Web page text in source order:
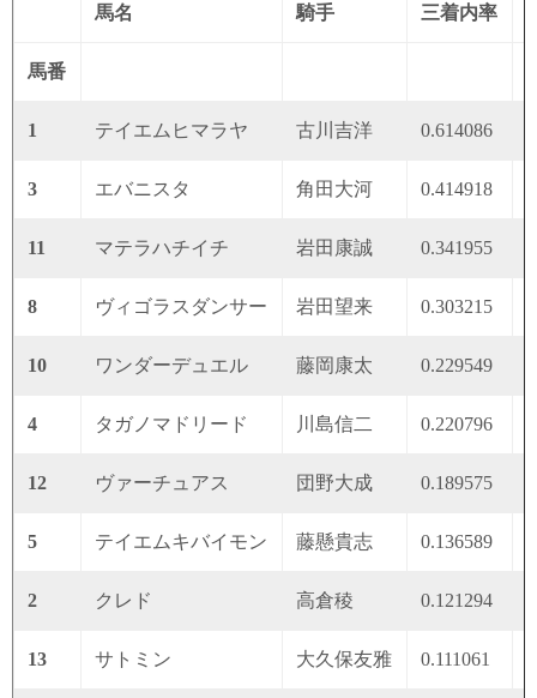
馬名 騎手 三着内率
馬番
1 テイエムヒマラヤ 古川吉洋 0.614086
3 エバニスタ 角田大河 0.414918
11 マテラハチイチ 岩田康誠 0.341955
8 ヴィゴラスダンサー 岩田望来 0.303215
10 ワンダーデュエル 藤岡康太 0.229549
4 タガノマドリード 川島信二 0.220796
12 ヴァーチュアス 団野大成 0.189575
5 テイエムキバイモン 藤懸貴志 0.136589
2 クレド 高倉稜 0.121294
13 サトミン 大久保友雅 0.111061